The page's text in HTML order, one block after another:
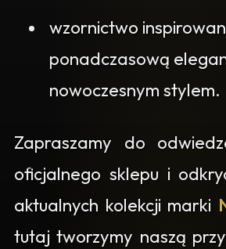
wzornictwo
ponadczasową
nowoczesnym stylem.
Zapraszamy do
oficjalnego sklepu i
aktualnych kolekcji marki
tutaj tworzymy naszą